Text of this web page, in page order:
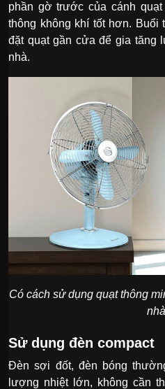
phần gờ trước của cánh
thông không khí tốt hơn.
đặt quạt gần cửa để gia tăng
nhà.
Có cách sử dụng quạt thông
nhà
Sử dụng đèn compact
Đèn sợi đốt, đèn bóng
lượng nhiệt lớn, không cần